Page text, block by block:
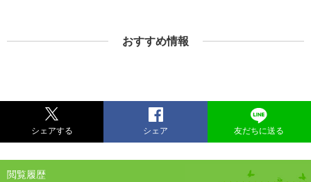
おすすめ情報
シェアする シェア 友だちに送る
閲覧履歴